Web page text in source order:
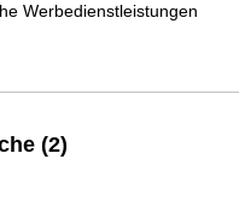
Werbedienstleistungen
(2)